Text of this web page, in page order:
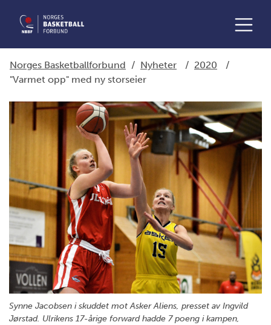
Norges Basketballforbund / Nyheter / 2020
/
"Varmet opp" med ny storseier
Synne Jacobsen i skuddet mot Asker Aliens, presset av Ingvild
Jørstad. Ulrikens 17-årige forward hadde 7 poeng i kampen,